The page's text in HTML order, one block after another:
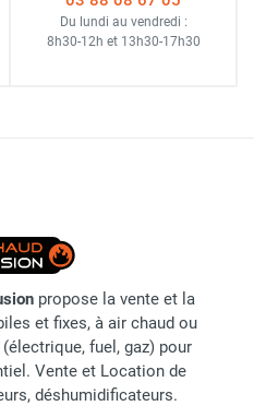
Du lundi au vendredi :
8h30-12h et 13h30-17h30
propose la vente et la
et fixes, à air chaud ou
fuel, gaz) pour
Vente et Location de
déshumidificateurs.